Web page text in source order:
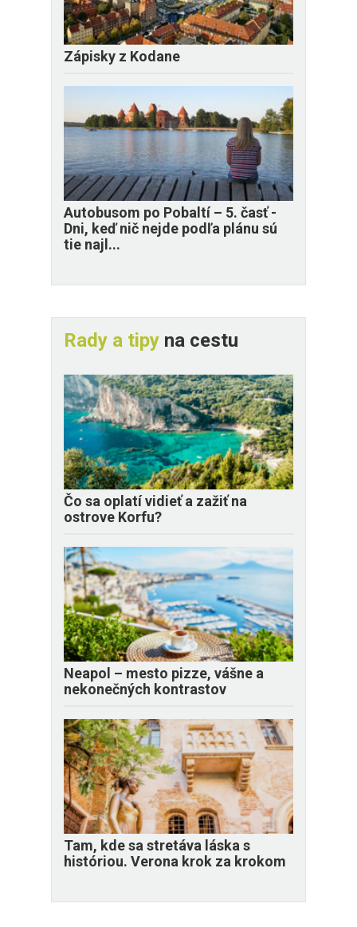
Zápisky z Kodane
​Autobusom po Pobaltí – 5. časť -
Dni, keď nič nejde podľa plánu sú
tie najl...
Rady a tipy na cestu
Čo sa oplatí vidieť a zažiť na
ostrove Korfu?
Neapol – mesto pizze, vášne a
nekonečných kontrastov
Tam, kde sa stretáva láska s
históriou. Verona krok za krokom